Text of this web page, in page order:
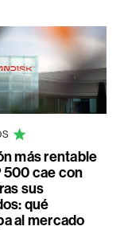
más rentable
500 cae con
sus
qué
al mercado